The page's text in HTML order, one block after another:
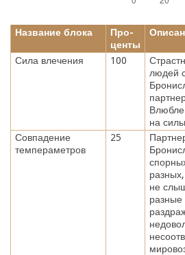
Название блока
Про-
центы
Сила влечения 100
людей
на
Совпадение
темпераметров
25
не
разные